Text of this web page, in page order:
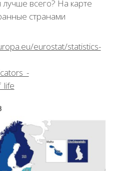
всего? На карте
странами
eurostat/statistics-